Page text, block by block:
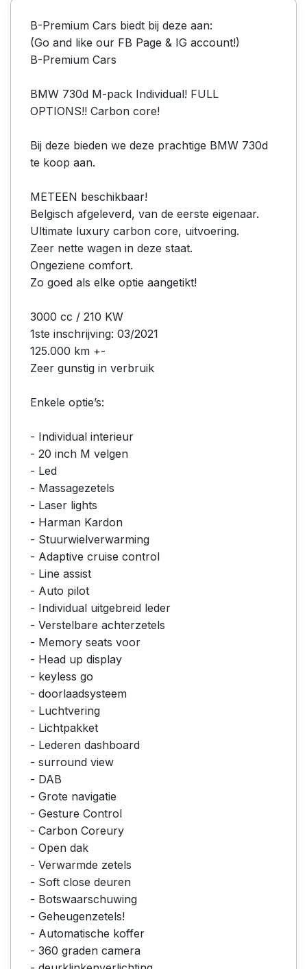
B-Premium Cars biedt bij deze aan:
(Go and like our FB Page & IG account!)
B-Premium Cars
BMW 730d M-pack Individual! FULL
OPTIONS!! Carbon core!
Bij deze bieden we deze prachtige BMW 730d
te koop aan.
METEEN beschikbaar!
Belgisch afgeleverd, van de eerste eigenaar.
Ultimate luxury carbon core, uitvoering.
Zeer nette wagen in deze staat.
Ongeziene comfort.
Zo goed als elke optie aangetikt!
3000 cc / 210 KW
1ste inschrijving: 03/2021
125.000 km +-
Zeer gunstig in verbruik
Enkele optie’s:
- Individual interieur
- 20 inch M velgen
- Led
- Massagezetels
- Laser lights
- Harman Kardon
- Stuurwielverwarming
- Adaptive cruise control
- Line assist
- Auto pilot
- Individual uitgebreid leder
- Verstelbare achterzetels
- Memory seats voor
- Head up display
- keyless go
- doorlaadsysteem
- Luchtvering
- Lichtpakket
- Lederen dashboard
- surround view
- DAB
- Grote navigatie
- Gesture Control
- Carbon Coreury
- Open dak
- Verwarmde zetels
- Soft close deuren
- Botswaarschuwing
- Geheugenzetels!
- Automatische koffer
- 360 graden camera